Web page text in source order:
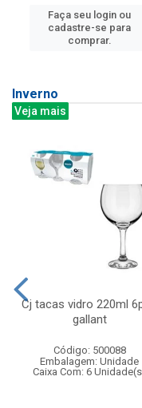
Faça seu login ou
cadastre-se para
comprar.
Inverno
Veja mais
Cj tacas vidro 220ml
gallant
Código: 500088
Embalagem: Unidade
Caixa Com: 6